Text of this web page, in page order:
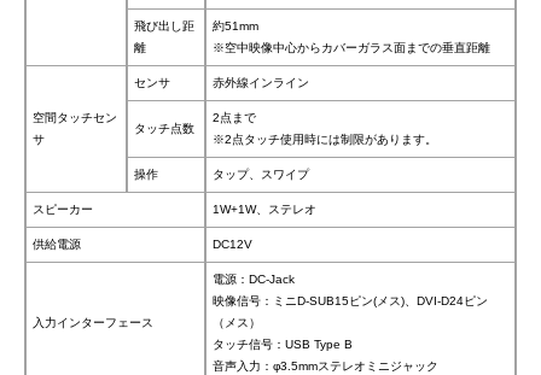
飛び出し距
離
約51mm
※空中映像中心からカバーガラス面までの垂直距離
空間タッチセン
サ
センサ 赤外線インライン
タッチ点数
2点まで
※2点タッチ使用時には制限があります。
操作 タップ、スワイプ
スピーカー 1W+1W、ステレオ
供給電源 DC12V
入力インターフェース
電源：DC-Jack
映像信号：ミニD-SUB15ピン(メス)、DVI-D24ピン
（メス）
タッチ信号：USB Type B
音声入力：φ3.5mmステレオミニジャック